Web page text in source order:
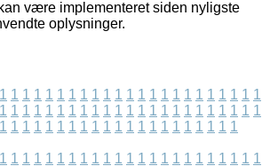
være implementeret siden nyligste
oplysninger.
1 1 1 1 1 1 1 1 1 1 1 1 1 1 1 1 1 1 1 1 1 1 1
1 1 1 1 1 1 1 1 1 1 1 1 1 1 1 1 1 1 1 1 1 1 1
1 1 1 1 1 1 1 1 1 1 1 1 1 1 1 1 1 1 1 1 1
1 1 1 1 1 1 1 1 1 1 1 1 1 1 1 1 1 1 1 1 1 1 1